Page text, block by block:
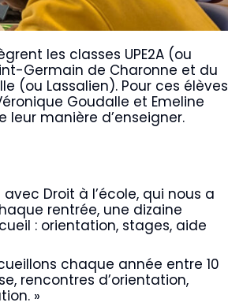
les classes UPE2A (ou
Germain de Charonne et du
(ou Lassalien). Pour ces élèves
Goudalle et Emeline
manière d’enseigner.
avec Droit à l’école, qui nous a
rentrée, une dizaine
: orientation, stages, aide
chaque année entre 10
rencontres d’orientation,
»